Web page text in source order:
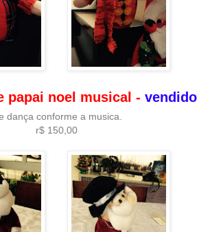
papai noel musical - vendido
dança conforme a musica.
r$ 150,00